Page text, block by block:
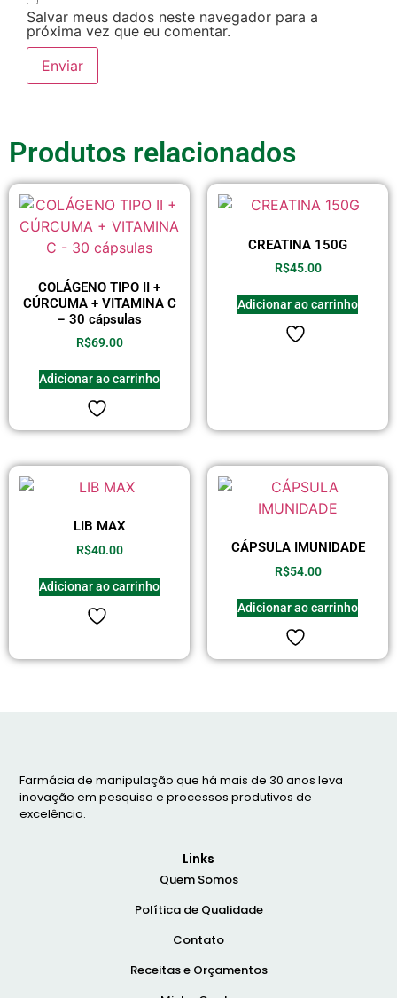
Salvar meus dados neste navegador para a
próxima vez que eu comentar.
Produtos relacionados
COLÁGENO TIPO II +
CÚRCUMA + VITAMINA C
– 30 cápsulas
R$69.00
Adicionar ao carrinho
CREATINA 150G
R$45.00
Adicionar ao carrinho
LIB MAX
R$40.00
Adicionar ao carrinho
CÁPSULA IMUNIDADE
R$54.00
Adicionar ao carrinho
Farmácia de manipulação que há mais de 30 anos leva
inovação em pesquisa e processos produtivos de
excelência.
Links
Quem Somos
Política de Qualidade
Contato
Receitas e Orçamentos